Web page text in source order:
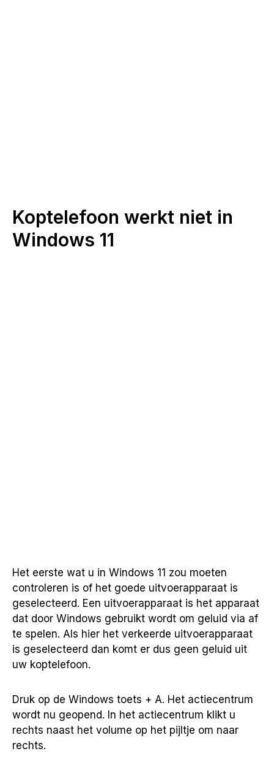
Koptelefoon werkt niet in
Windows 11
Het eerste wat u in Windows 11 zou moeten
controleren is of het goede uitvoerapparaat is
geselecteerd. Een uitvoerapparaat is het apparaat
dat door Windows gebruikt wordt om geluid via af
te spelen. Als hier het verkeerde uitvoerapparaat
is geselecteerd dan komt er dus geen geluid uit
uw koptelefoon.
Druk op de Windows toets + A. Het actiecentrum
wordt nu geopend. In het actiecentrum klikt u
rechts naast het volume op het pijltje om naar
rechts.